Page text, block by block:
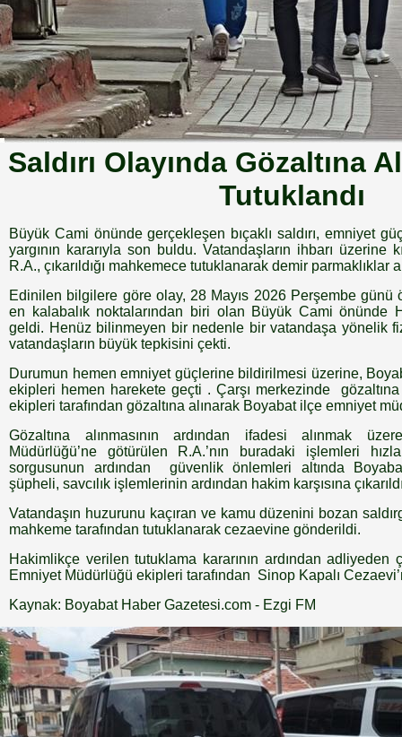
Saldırı Olayında Gözaltına
Tutuklandı
Büyük Cami önünde gerçekleşen bıçaklı saldırı, emniyet
yargının kararıyla son buldu. Vatandaşların ihbarı üzerine
R.A., çıkarıldığı mahkemece tutuklanarak demir parmaklıklar
Edinilen bilgilere göre olay, 28 Mayıs 2026 Perşembe günü
en kalabalık noktalarından biri olan Büyük Cami önünde
geldi. Henüz bilinmeyen bir nedenle bir vatandaşa yönelik
vatandaşların büyük tepkisini çekti.
Durumun hemen emniyet güçlerine bildirilmesi üzerine,
ekipleri hemen harekete geçti . Çarşı merkezinde
ekipleri tarafından gözaltına alınarak Boyabat ilçe emniyet
Gözaltına alınmasının ardından ifadesi alınmak
Müdürlüğü’ne götürülen R.A.’nın buradaki işlemleri
sorgusunun ardından güvenlik önlemleri altında
şüpheli, savcılık işlemlerinin ardından hakim karşısına
Vatandaşın huzurunu kaçıran ve kamu düzenini bozan
mahkeme tarafından tutuklanarak cezaevine gönderildi.
Hakimlikçe verilen tutuklama kararının ardından adliyeden
Emniyet Müdürlüğü ekipleri tarafından Sinop Kapalı
Kaynak: Boyabat Haber Gazetesi.com - Ezgi FM